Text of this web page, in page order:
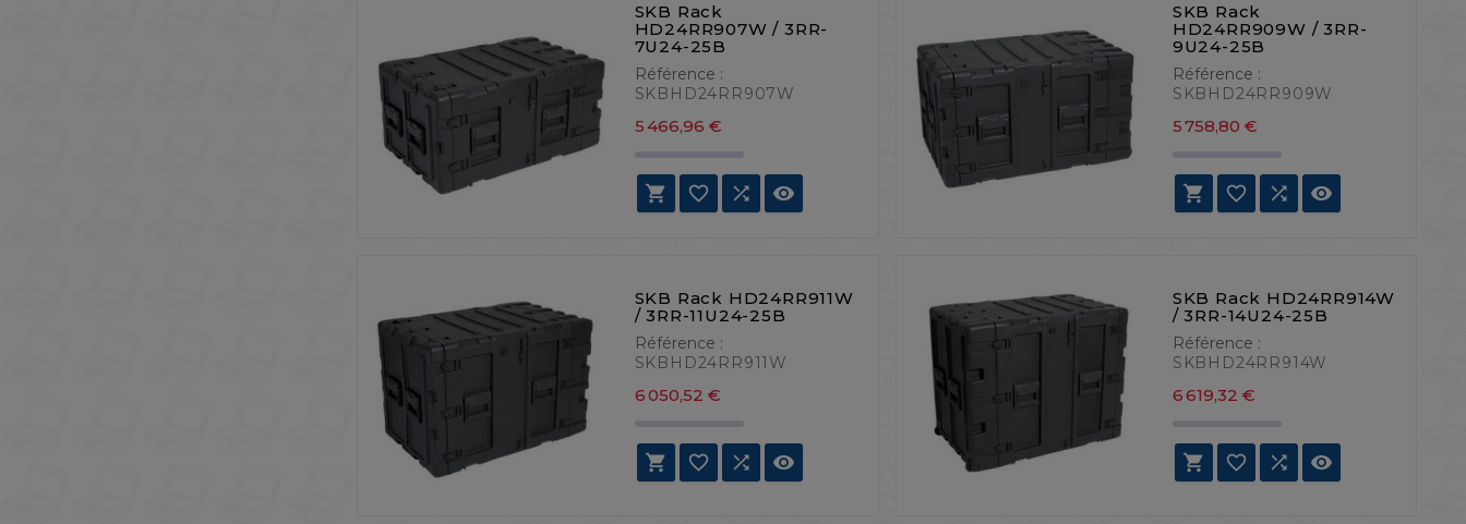
SKB Rack
HD24RR907W / 3RR-
7U24-25B
Référence :
SKBHD24RR907W
5 466,96 €
   
SKB Rack
HD24RR909W / 3RR-
9U24-25B
Référence :
SKBHD24RR909W
5 758,80 €
   
SKB Rack HD24RR911W
/ 3RR-11U24-25B
Référence :
SKBHD24RR911W
6 050,52 €
   
SKB Rack HD24RR914W
/ 3RR-14U24-25B
Référence :
SKBHD24RR914W
6 619,32 €
   